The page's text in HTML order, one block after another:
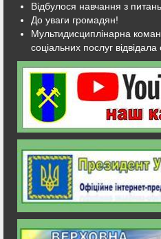
Відбулося навчання з
До уваги громадян!
Мультидисциплінарна
соціальних послуг відвідала